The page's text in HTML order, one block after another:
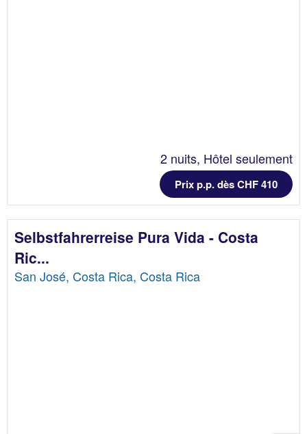
2 nuits, Hôtel seulement
Prix p.p. dès CHF 410
Selbstfahrerreise Pura Vida - Costa
Ric...
San José, Costa Rica, Costa Rica